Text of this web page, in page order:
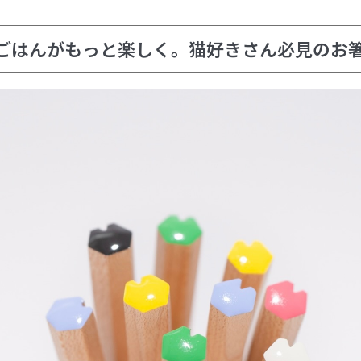
んがもっと楽しく。猫好きさん必見のお